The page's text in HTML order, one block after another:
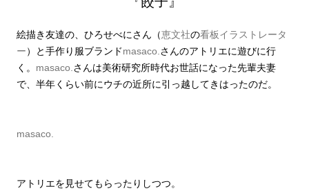
絵描き友達の、ひろせべにさん（恵文社の看板イラストレータ
ー）と手作り服ブランドmasaco. さんのアトリエに遊びに行
く。 masaco. さんは美術研究所時代お世話になった先輩夫妻
で、半年くらい前にウチの近所に引っ越してきはったのだ。
masaco.
アトリエを見せてもらったりしつつ。